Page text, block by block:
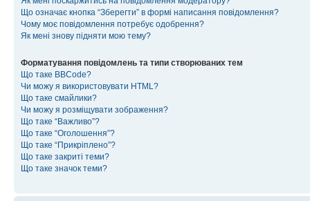
Що означає кнопка “Зберегти” в формі написання повідомлення?
Чому моє повідомлення потребує одобрення?
Як мені знову підняти мою тему?
Форматування повідомлень та типи створюваних тем
Що таке BBCode?
Чи можу я використовувати HTML?
Що таке смайлики?
Чи можу я розміщувати зображення?
Що таке “Важливо”?
Що таке “Оголошення”?
Що таке “Прикріплено”?
Що таке закриті теми?
Що таке значок теми?